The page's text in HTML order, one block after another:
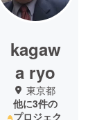
kagaw
a ryo
東京都
他に3件の
プロジェク